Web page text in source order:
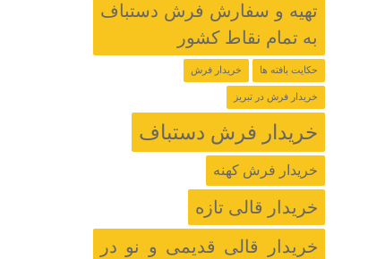
تهیه و سفارش فرش دستباف
به تمام نقاط کشور
حکایت بافته ها خریدار فرش
خریدار فرش در تبریز
خریدار فرش دستباف
خریدار فرش کهنه
خریدار قالی تازه
خریدار قالی قدیمی و نو در